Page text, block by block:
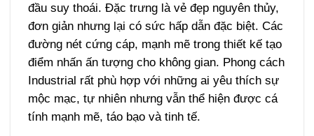
đầu suy thoái. Đặc trưng là vẻ đẹp nguyên thủy,
đơn giản nhưng lại có sức hấp dẫn đặc biệt. Các
đường nét cứng cáp, mạnh mẽ trong thiết kế tạo
điểm nhấn ấn tượng cho không gian. Phong cách
Industrial rất phù hợp với những ai yêu thích sự
mộc mạc, tự nhiên nhưng vẫn thể hiện được cá
tính mạnh mẽ, táo bạo và tinh tế.